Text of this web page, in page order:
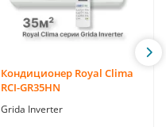
Кондиционер Royal Clima
RCI-GR35HN
Grida Inverter